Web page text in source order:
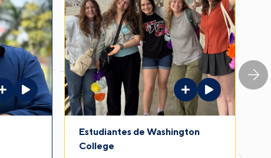
Estudiantes de Washington
College